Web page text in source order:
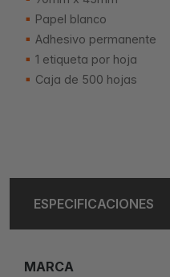
Papel blanco
Adhesivo permanente
1 etiqueta por hoja
Caja de 500 hojas
ESPECIFICACIONES
MARCA